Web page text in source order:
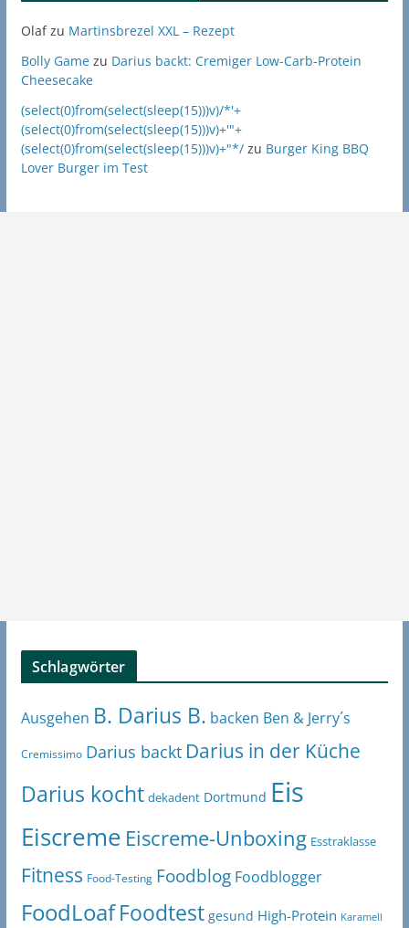
Olafzu Martinsbrezel XXL – Rezept
Bolly Gamezu Darius backt: Cremiger Low-Carb-Protein
Cheesecake
(select(0)from(select(sleep(15)))v)/*'+
(select(0)from(select(sleep(15)))v)+'"+
(select(0)from(select(sleep(15)))v)+"*/zu Burger King BBQ
Lover Burger im Test
Schlagwörter
Ausgehen B. Darius B. backen Ben & Jerry´s
Cremissimo Darius backt Darius in der Küche
Darius kocht dekadent Dortmund Eis
Eiscreme Eiscreme-Unboxing Esstraklasse
Fitness Food-Testing Foodblog Foodblogger
FoodLoaf Foodtest gesund High-Protein Karamell